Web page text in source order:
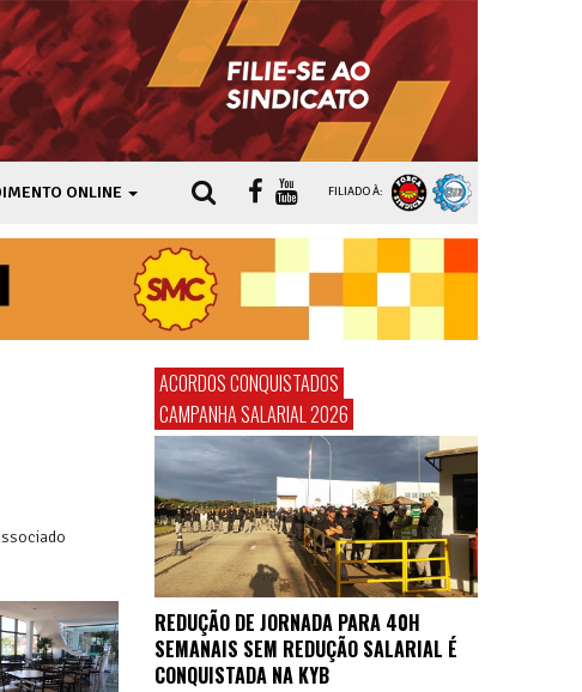
ONLINE FILIADO À:
ACORDOS CONQUISTADOS
CAMPANHA SALARIAL 2026
REDUÇÃO DE JORNADA PARA 40H
SEMANAIS SEM REDUÇÃO SALARIAL É
CONQUISTADA NA KYB